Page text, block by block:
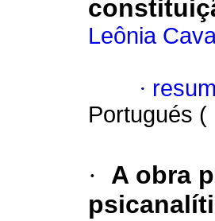
Leônia
·
Portugués (
·
A obra